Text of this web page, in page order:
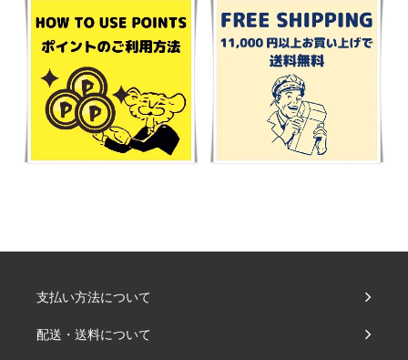
支払い方法について
配送・送料について